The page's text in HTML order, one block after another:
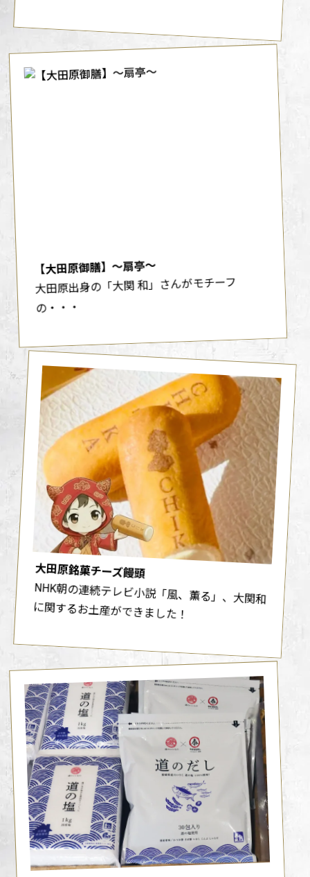
【大田原御膳】～扇亭～
大田原出身の「大関 和」さんがモチーフ
の・・・
大田原銘菓チーズ饅頭
NHK朝の連続テレビ小説「風、薫る」、大関和
に関するお土産ができました！